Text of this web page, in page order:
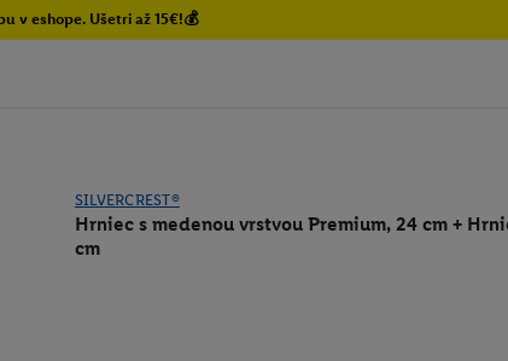
v eshope. Ušetri až 15€!💰
SILVERCREST®
Hrniec s medenou vrstvou Premium, 24 cm +
cm